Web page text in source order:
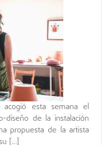
esta semana el
diseño de la instalación
propuesta de la artista
[…]